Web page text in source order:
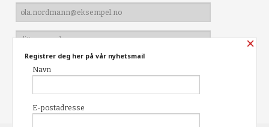
×
Registrer deg her på vår nyhetsmail
Navn
E-postadresse